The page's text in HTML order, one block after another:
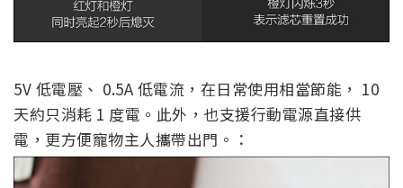
5V 低電壓、 0.5A 低電流，在日常使用相當節能， 10
天約只消耗 1 度電。此外，也支援行動電源直接供
電，更方便寵物主人攜帶出門。：